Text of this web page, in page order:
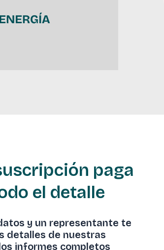
paga
el detalle
y un representante te
detalles de nuestras
informes completos